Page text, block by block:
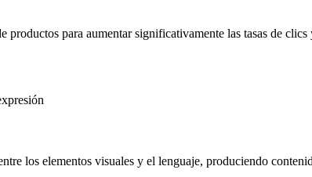
productos para aumentar significativamente las tasas de
los elementos visuales y el lenguaje, produciendo